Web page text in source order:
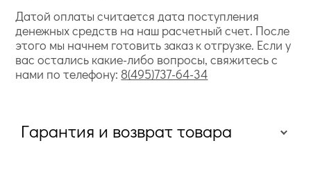
Датой оплаты считается дата поступления
денежных средств на наш расчетный счет. После
этого мы начнем готовить заказ к отгрузке. Если у
вас остались какие-либо вопросы, свяжитесь с
нами по телефону: 8(495)737-64-34
Гарантия и возврат товара